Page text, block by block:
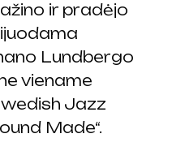
ir pradėjo
Lundbergo
viename
Jazz
Made“.